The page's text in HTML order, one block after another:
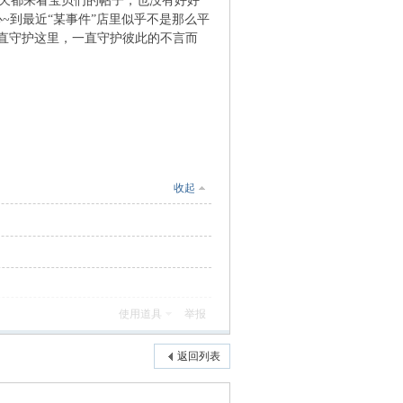
到最近“某事件”店里似乎不是那么平
守护这里，一直守护彼此的不言而
收起
使用道具 举报
返回列表